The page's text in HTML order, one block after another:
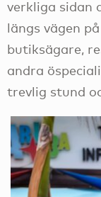
verkliga sidan
längs vägen
butiksägare,
andra
trevlig stund